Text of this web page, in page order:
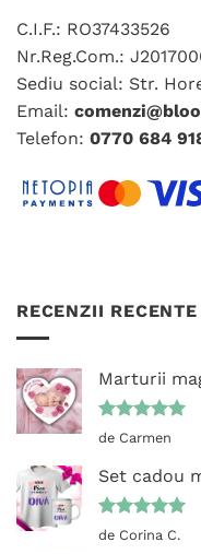
C.I.F.: RO37433526
Nr.Reg.Com.:
Sediu social: Str.
Email:
Telefon: 0770 684
RECENZII RECENTE
Marturii
Evaluat la
de Carmen
Set cadou
Evaluat la
de Corina C.